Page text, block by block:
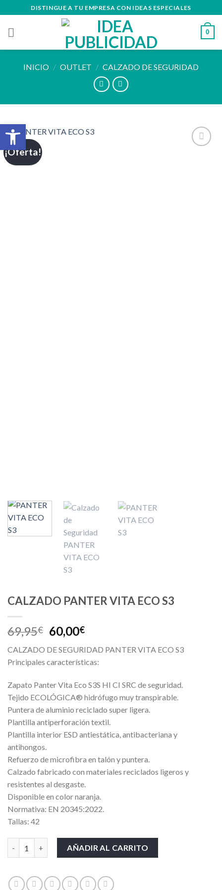
to
content
DISTINGUE A TU EMPRESA CON IDEAS ESPECIALES
0
INICIO / OUTLET / CALZADO DE SEGURIDAD
¡Oferta!
CALZADO PANTER VITA ECO S3
69,95€ 60,00€
CALZADO DE SEGURIDAD PANTER VITA ECO S3
Principales características:
Zapato Panter Vita Eco S3S HI CI SRC de seguridad.
Tejido ECOLÓGICA® hidrófugo muy transpirable.
Puntera de aluminio reciclado super ligera.
Plantilla antiperforación textil.
Plantilla interior ESD antiestática, antibacteriana y
antihongos.
Refuerzo de microfibra en talón y puntera.
Calzado fabricado con materiales reciclados ligeros y
resistentes al desgaste.
Disponible en color naranja.
Normativa: EN 20345:2022.
Tallas: 42
CALZADO PANTER VITA ECO S3 cantidad
AÑADIR AL CARRITO
Abrir barra de herramientas